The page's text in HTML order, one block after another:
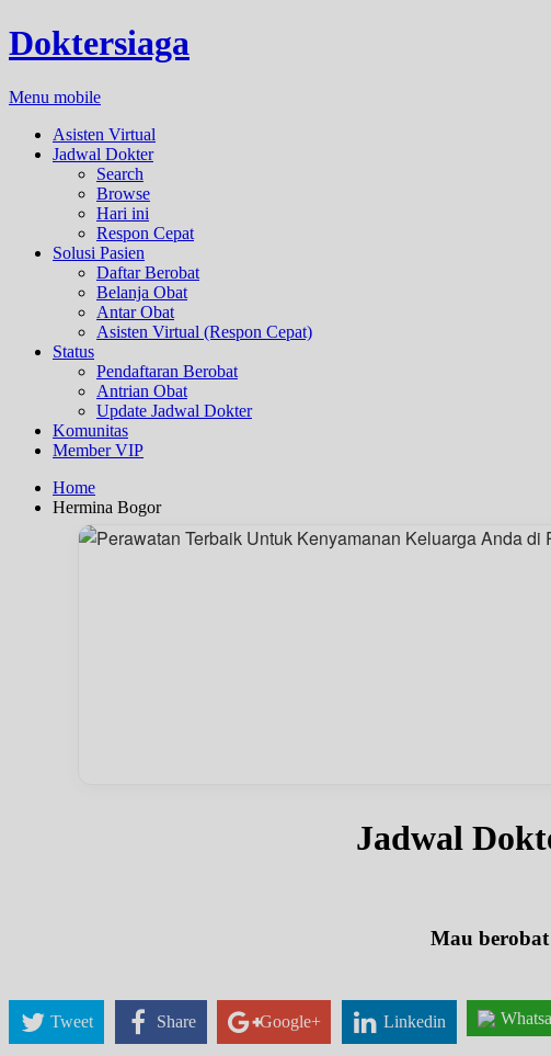
Doktersiaga
Menu mobile
Asisten Virtual
Jadwal Dokter
Search
Browse
Hari ini
Respon Cepat
Solusi Pasien
Daftar Berobat
Belanja Obat
Antar Obat
Asisten Virtual (Respon Cepat)
Status
Pendaftaran Berobat
Antrian Obat
Update Jadwal Dokter
Komunitas
Member VIP
Home
Hermina Bogor
Jadwal
Mau
Tweet Share Google+ Linkedin